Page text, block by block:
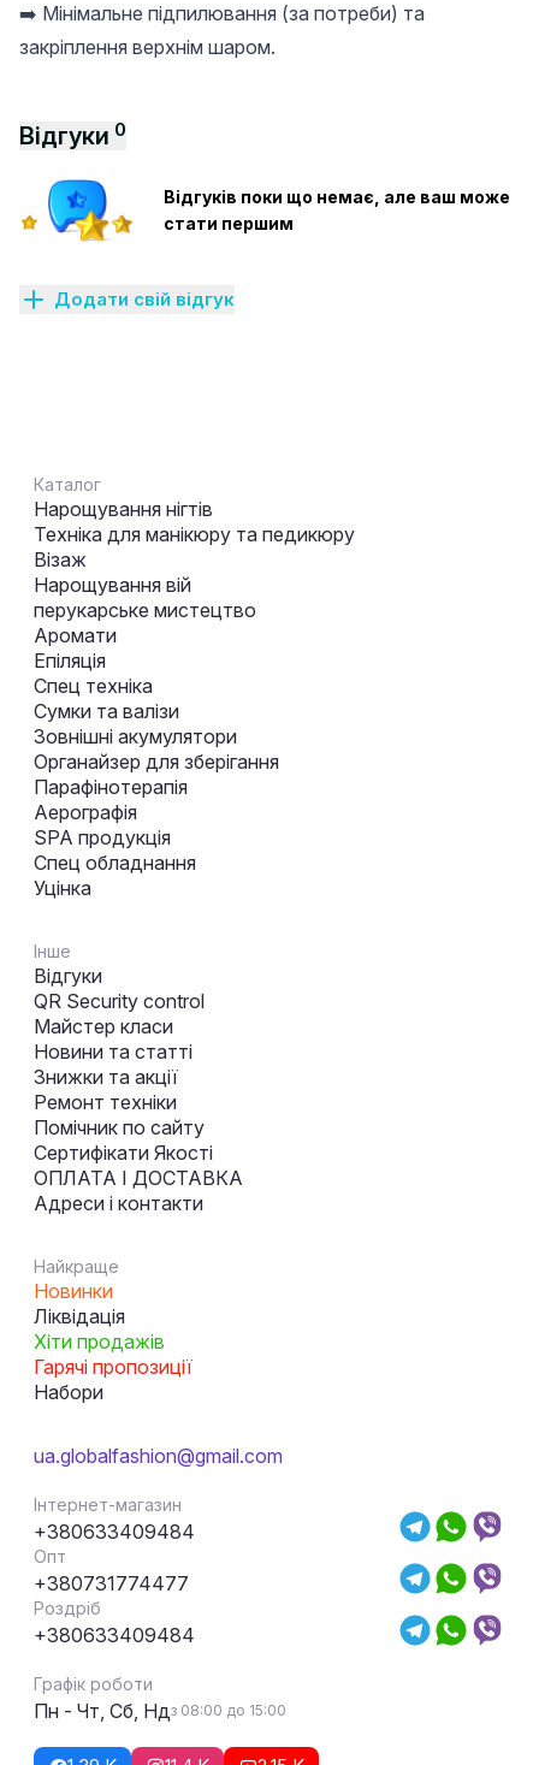
➡️ Мінімальне підпилювання (за потреби) та
закріплення верхнім шаром.
Відгуки 0
Відгуків поки що немає, але ваш може
стати першим
Додати свій відгук
Каталог
Нарощування нігтів
Техніка для манікюру та педикюру
Візаж
Нарощування вій
перукарське мистецтво
Аромати
Епіляція
Спец техніка
Сумки та валізи
Зовнішні акумулятори
Органайзер для зберігання
Парафінотерапія
Аерографія
SPA продукція
Спец обладнання
Уцінка
Інше
Відгуки
QR Security control
Майстер класи
Новини та статті
Знижки та акції
Ремонт техніки
Помічник по сайту
Сертифікати Якості
ОПЛАТА І ДОСТАВКА
Адреси і контакти
Найкраще
Новинки
Ліквідація
Хіти продажів
Гарячі пропозиції
Набори
ua.globalfashion@gmail.com
Інтернет-магазин
+380633409484
Опт
+380731774477
Роздріб
+380633409484
Графік роботи
Пн - Чт, Сб, Ндз 08:00 до 15:00